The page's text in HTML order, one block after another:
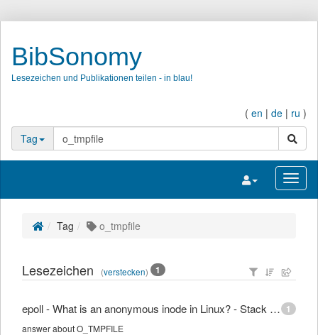
BibSonomy
Lesezeichen und Publikationen teilen - in blau!
( en | de | ru )
Tag
Suche
Navigation
Tag o_tmpfile
Lesezeichen (verstecken) 1
1
epoll - What is an anonymous inode in Linux? - Stack Overflow
answer about O_TMPFILE